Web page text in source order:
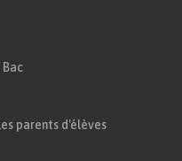
parents d'élèves